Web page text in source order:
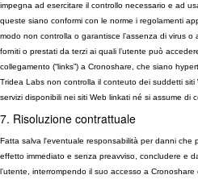
impegna ad esercitare il controllo necessario e ad
queste siano conformi con le norme i regolamenti
modo non controlla o garantisce l’assenza di virus
forniti o prestati da terzi ai quali l’utente può
collegamento (“links”) a Cronoshare, che siano
Tridea Labs non controlla il conteuto dei suddetti
servizi disponibili nei siti Web linkati né si assume di
7. Risoluzione contrattuale
Fatta salva l'eventuale responsabilità per danni che
effetto immediato e senza preavviso, concludere e
l’utente, interrompendo il suo accesso a